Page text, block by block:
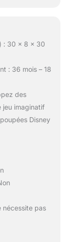
: 30 x 8 x 30
: 36 mois – 18
des
jeu imaginatif
Disney
nécessite pas